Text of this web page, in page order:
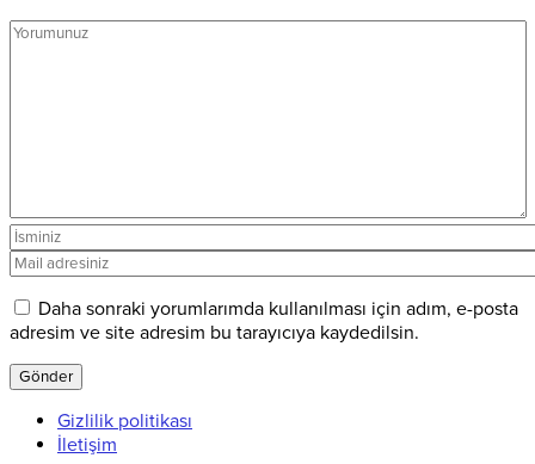
Daha sonraki yorumlarımda kullanılması için adım, e-posta
adresim ve site adresim bu tarayıcıya kaydedilsin.
Gizlilik politikası
İletişim